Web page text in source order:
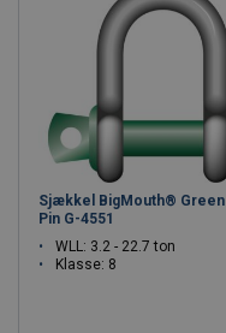
Sjækkel BigMouth® Green
Pin G-4551
WLL: 3.2 - 22.7 ton
Klasse: 8